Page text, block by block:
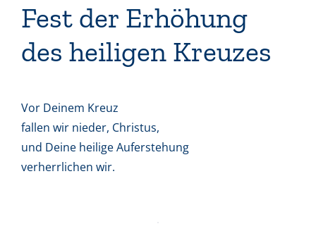
Fest der Erhöhung
des heiligen Kreuzes
Vor Deinem Kreuz
fallen wir nieder, Christus,
und Deine heilige Auferstehung
verherrlichen wir.